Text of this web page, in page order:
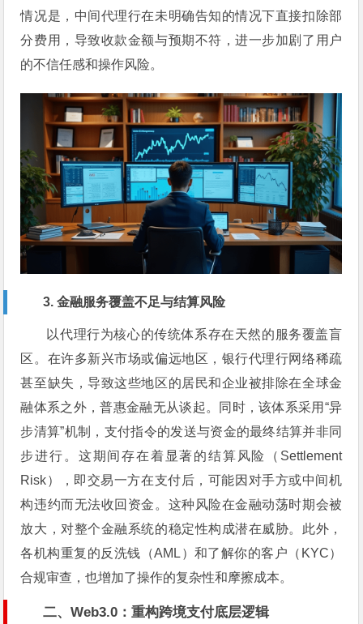
情况是，中间代理行在未明确告知的情况下直接扣除部
分费用，导致收款金额与预期不符，进一步加剧了用户
的不信任感和操作风险。
3. 金融服务覆盖不足与结算风险
以代理行为核心的传统体系存在天然的服务覆盖盲
区。在许多新兴市场或偏远地区，银行代理行网络稀疏
甚至缺失，导致这些地区的居民和企业被排除在全球金
融体系之外，普惠金融无从谈起。同时，该体系采用“异
步清算”机制，支付指令的发送与资金的最终结算并非同
步进行。这期间存在着显著的结算风险（Settlement
Risk），即交易一方在支付后，可能因对手方或中间机
构违约而无法收回资金。这种风险在金融动荡时期会被
放大，对整个金融系统的稳定性构成潜在威胁。此外，
各机构重复的反洗钱（AML）和了解你的客户（KYC）
合规审查，也增加了操作的复杂性和摩擦成本。
二、Web3.0：重构跨境支付底层逻辑